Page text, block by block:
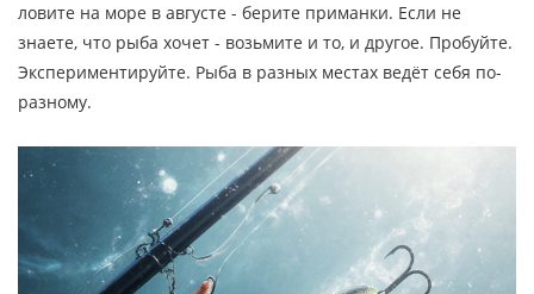
ловите на море в августе - берите приманки. Если не
знаете, что рыба хочет - возьмите и то, и другое. Пробуйте.
Экспериментируйте. Рыба в разных местах ведёт себя по-
разному.